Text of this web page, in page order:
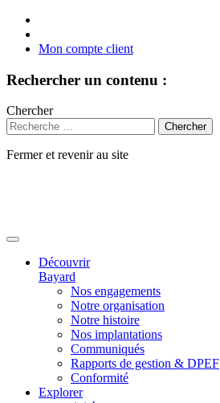
Mon compte client
Rechercher un contenu :
Chercher
Fermer et revenir au site
Découvrir
Bayard
Nos engagements
Notre organisation
Notre histoire
Nos implantations
Communiqués
Rapports de gestion & DPEF
Conformité
Explorer